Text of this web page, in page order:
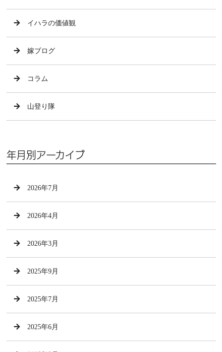
イハラの価値観
嫁ブログ
コラム
山登り隊
年月別アーカイブ
2026年7月
2026年4月
2026年3月
2025年9月
2025年7月
2025年6月